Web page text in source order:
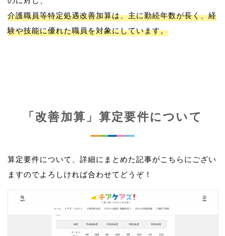
介護職員等特定処遇改善加算は、主に勤続年数が長く、経
験や技能に優れた職員を対象にしています。
「改善加算」算定要件について
算定要件について、詳細にまとめた記事がこちらにござい
ますのでよろしければ合わせてどうぞ！